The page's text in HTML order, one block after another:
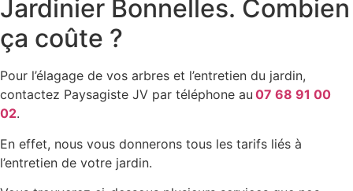
Jardinier Bonnelles. Combien
ça coûte ?
Pour l’élagage de vos arbres et l’entretien du jardin,
contactez Paysagiste JV par téléphone au 07 68 91 00
02.
En effet, nous vous donnerons tous les tarifs liés à
l’entretien de votre jardin.